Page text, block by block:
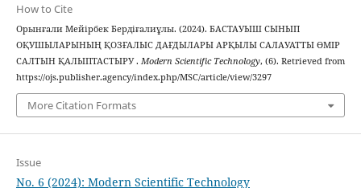
How to Cite
Орынғали Мейірбек Бердіғалиұлы. (2024). БАСТАУЫШ СЫНЫП
ОҚУШЫЛАРЫНЫҢ ҚОЗҒАЛЫС ДАҒДЫЛАРЫ АРҚЫЛЫ САЛАУАТТЫ ӨМІР
САЛТЫН ҚАЛЫПТАСТЫРУ . Modern Scientific Technology, (6). Retrieved from
https://ojs.publisher.agency/index.php/MSC/article/view/3297
More Citation Formats
Issue
No. 6 (2024): Modern Scientific Technology